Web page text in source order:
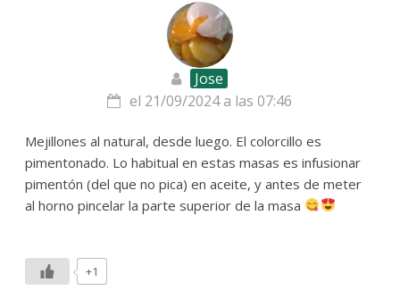
Jose
el 21/09/2024 a las 07:46
Mejillones al natural, desde luego. El colorcillo es
pimentonado. Lo habitual en estas masas es infusionar
pimentón (del que no pica) en aceite, y antes de meter
al horno pincelar la parte superior de la masa
+1